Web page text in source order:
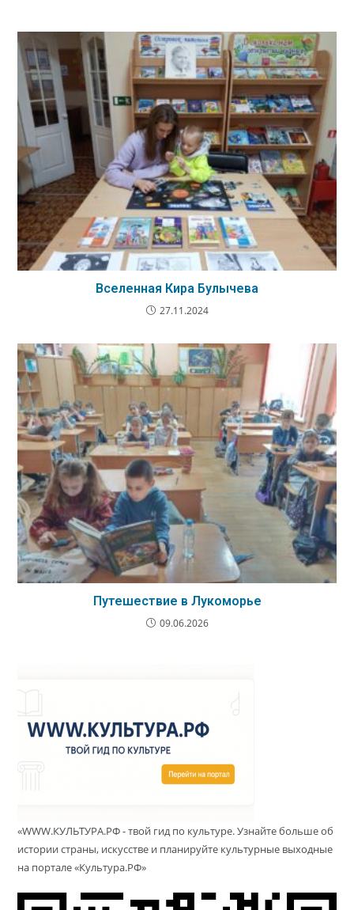
Вселенная Кира Булычева
27.11.2024
Путешествие в Лукоморье
09.06.2026
«WWW.КУЛЬТУРА.РФ - твой гид по культуре. Узнайте больше об
истории страны, искусстве и планируйте культурные выходные
на портале «Культура.РФ»